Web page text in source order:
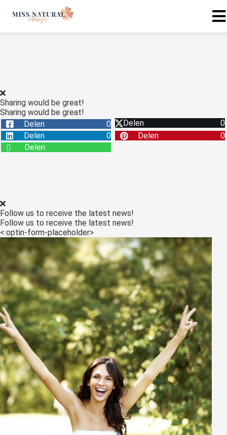
Sharing would be great!
Sharing would be great!
Delen
0 Delen
0
Delen
0 Delen
0
Delen
Follow us to receive the latest news!
Follow us to receive the latest news!
<:optin-form-placeholder>